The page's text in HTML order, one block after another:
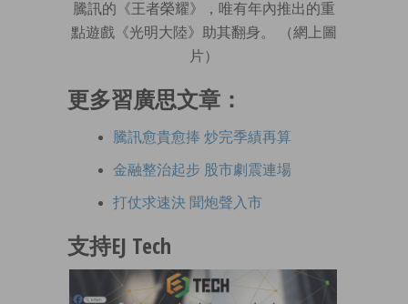
騰訊的《王者榮耀》，唯有年內推出的重
點遊戲《光明大陸》助其翻身。 （網上圖
片）
更多習廣思文章：
騰訊愈貴愈捧 炒完季績再算
金融整治起步 股市劇震連場
打仗求速決 聞炮聲入市
支持EJ Tech